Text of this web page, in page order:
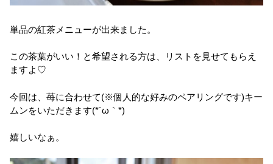
単品の紅茶メニューが出来ました。
この茶葉がいい！と希望される方は、リストを見せてもらえ
ますよ♡
今回は、苺に合わせて(※個人的な好みのペアリングです)キー
ムンをいただきます(*´ω｀*)
嬉しいなぁ。